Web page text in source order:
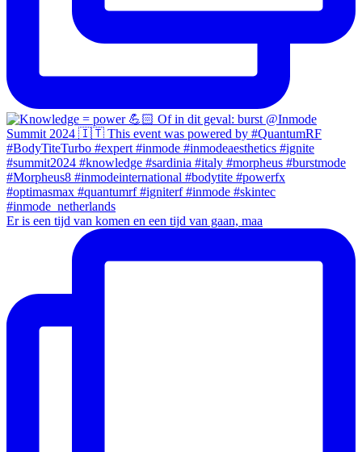
Er is een tijd van komen en een tijd van gaan, maa